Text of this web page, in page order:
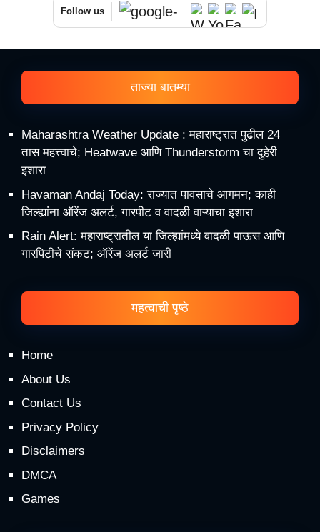
Follow us
ताज्या बातम्या
Maharashtra Weather Update : महाराष्ट्रात पुढील 24
तास महत्त्वाचे; Heatwave आणि Thunderstorm चा दुहेरी
इशारा
Havaman Andaj Today: राज्यात पावसाचे आगमन; काही
जिल्ह्यांना ऑरेंज अलर्ट, गारपीट व वादळी वाऱ्याचा इशारा
Rain Alert: महाराष्ट्रातील या जिल्ह्यांमध्ये वादळी पाऊस आणि
गारपिटीचे संकट; ऑरेंज अलर्ट जारी
महत्वाची पृष्ठे
Home
About Us
Contact Us
Privacy Policy
Disclaimers
DMCA
Games